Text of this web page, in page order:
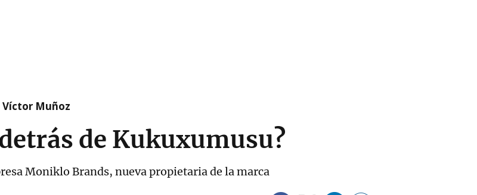
Víctor Muñoz
de Kukuxumusu?
Moniklo Brands, nueva propietaria de la marca